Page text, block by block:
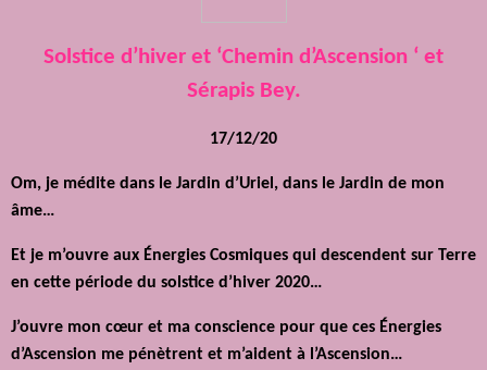
Solstice d’hiver et ‘Chemin d’Ascension ‘ et
Sérapis Bey.
17/12/20
Om, je médite dans le Jardin d’Uriel, dans le Jardin de mon
âme…
Et je m’ouvre aux Énergies Cosmiques qui descendent sur Terre
en cette période du solstice d’hiver 2020…
J’ouvre mon cœur et ma conscience pour que ces Énergies
d’Ascension me pénètrent et m’aident à l’Ascension…